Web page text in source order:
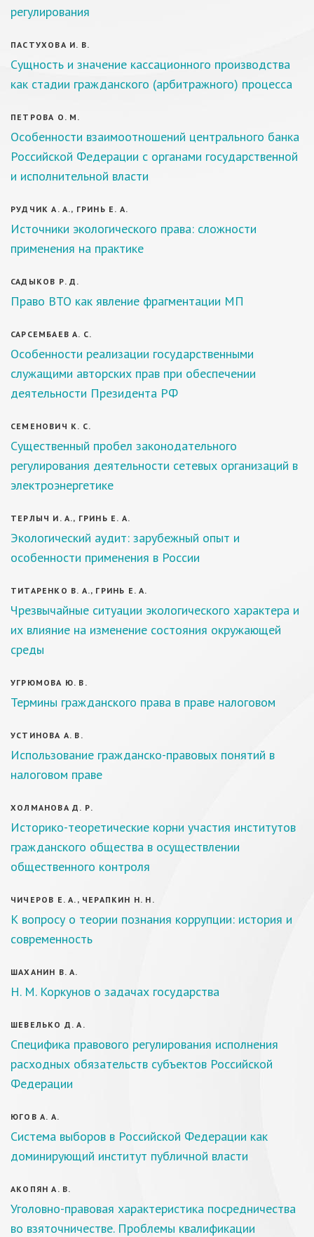
регулирования
ПАСТУХОВА И. В.
Сущность и значение кассационного производства
как стадии гражданского (арбитражного) процесса
ПЕТРОВА О. М.
Особенности взаимоотношений центрального банка
Российской Федерации с органами государственной
и исполнительной власти
РУДЧИК А. А., ГРИНЬ Е. А.
Источники экологического права: сложности
применения на практике
САДЫКОВ Р. Д.
Право ВТО как явление фрагментации МП
САРСЕМБАЕВ А. С.
Особенности реализации государственными
служащими авторских прав при обеспечении
деятельности Президента РФ
СЕМЕНОВИЧ К. С.
Существенный пробел законодательного
регулирования деятельности сетевых организаций в
электроэнергетике
ТЕРЛЫЧ И. А., ГРИНЬ Е. А.
Экологический аудит: зарубежный опыт и
особенности применения в России
ТИТАРЕНКО В. А., ГРИНЬ Е. А.
Чрезвычайные ситуации экологического характера и
их влияние на изменение состояния окружающей
среды
УГРЮМОВА Ю. В.
Термины гражданского права в праве налоговом
УСТИНОВА А. В.
Использование гражданско-правовых понятий в
налоговом праве
ХОЛМАНОВА Д. Р.
Историко-теоретические корни участия институтов
гражданского общества в осуществлении
общественного контроля
ЧИЧЕРОВ Е. А., ЧЕРАПКИН Н. Н.
К вопросу о теории познания коррупции: история и
современность
ШАХАНИН В. А.
Н. М. Коркунов о задачах государства
ШЕВЕЛЬКО Д. А.
Специфика правового регулирования исполнения
расходных обязательств субъектов Российской
Федерации
ЮГОВ А. А.
Система выборов в Российской Федерации как
доминирующий институт публичной власти
АКОПЯН А. В.
Уголовно-правовая характеристика посредничества
во взяточничестве. Проблемы квалификации